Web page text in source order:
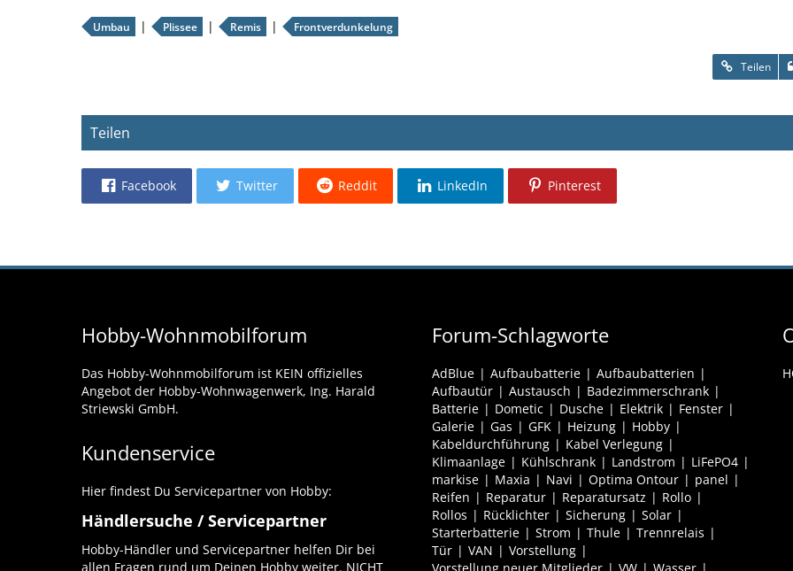
Umbau Plissee Remis Frontverdunkelung
Teilen
Teilen
Facebook Twitter Reddit LinkedIn Pinterest
Hobby-Wohnmobilforum
Das Hobby-Wohnmobilforum ist KEIN offizielles
Angebot der Hobby-Wohnwagenwerk, Ing. Harald
Striewski GmbH.
Kundenservice
Hier findest Du Servicepartner von Hobby:
Händlersuche / Servicepartner
Hobby-Händler und Servicepartner helfen Dir bei
allen Fragen rund um Deinen Hobby weiter. NICHT
Forum-Schlagworte
AdBlue Aufbaubatterie
Aufbaubatterien
Aufbautür
Austausch
Badezimmerschrank
Batterie
Dometic Dusche Elektrik
Fenster
Galerie
Gas GFK Heizung
Hobby
Kabeldurchführung
Kabel Verlegung
Klimaanlage
Kühlschrank Landstrom
LiFePO4
markise
Maxia Navi Optima Ontour
panel
Reifen
Reparatur Reparatursatz
Rollo
Rollos
Rücklichter Sicherung
Solar
Starterbatterie
Strom Thule
Trennrelais
Tür
VAN
Vorstellung